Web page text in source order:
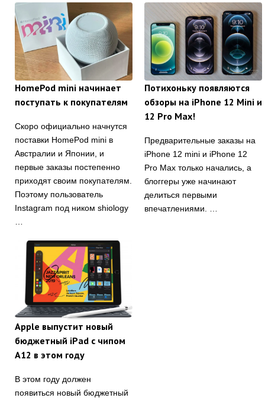
HomePod mini начинает
поступать к покупателям
Скоро официально начнутся
поставки HomePod mini в
Австралии и Японии, и
первые заказы постепенно
приходят своим покупателям.
Поэтому пользователь
Instagram под ником shiology
…
Потихоньку появляются
обзоры на iPhone 12 Mini и
12 Pro Max!
Предварительные заказы на
iPhone 12 mini и iPhone 12
Pro Max только начались, а
блоггеры уже начинают
делиться первыми
впечатлениями. …
Apple выпустит новый
бюджетный iPad с чипом
A12 в этом году
В этом году должен
появиться новый бюджетный